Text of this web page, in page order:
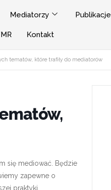
Mediatorzy Publikacje
Kontakt
tematów, które trafiły do mediatorów
się mediować. Będzie
zapewne o
praktyki.